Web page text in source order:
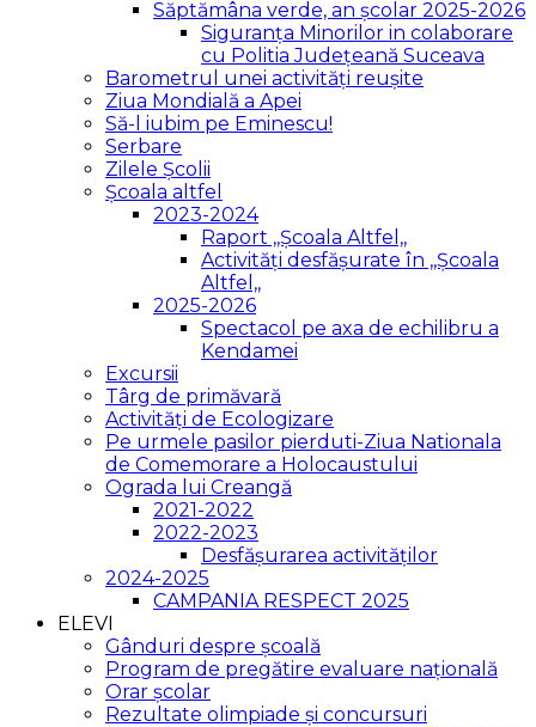
Săptămâna verde, an școlar 2025-2026
Siguranța Minorilor in colaborare
cu Politia Județeană Suceava
Barometrul unei activități reușite
Ziua Mondială a Apei
Să-l iubim pe Eminescu!
Serbare
Zilele Școlii
Școala altfel
2023-2024
Raport ,,Școala Altfel,,
Activități desfășurate în ,,Școala
Altfel,,
2025-2026
Spectacol pe axa de echilibru a
Kendamei
Excursii
Târg de primăvară
Activități de Ecologizare
Pe urmele pasilor pierduti-Ziua Nationala
de Comemorare a Holocaustului
Ograda lui Creangă
2021-2022
2022-2023
Desfășurarea activităților
2024-2025
CAMPANIA RESPECT 2025
ELEVI
Gânduri despre școală
Program de pregătire evaluare națională
Orar școlar
Rezultate olimpiade și concursuri